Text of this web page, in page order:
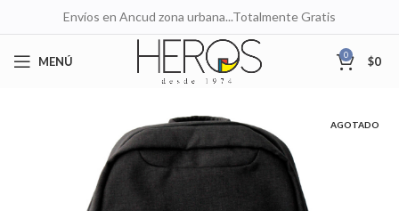
Envíos en Ancud zona urbana...Totalmente Gratis
MENÚ 0 $0
AGOTADO